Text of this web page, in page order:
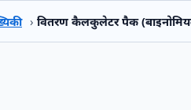
› वितरण कैलकुलेटर पैक